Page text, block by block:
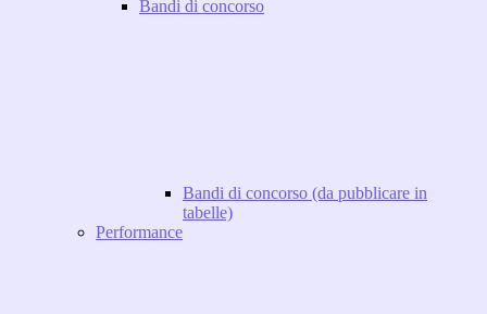
Bandi di concorso
Bandi di concorso (da pubblicare in
tabelle)
Performance